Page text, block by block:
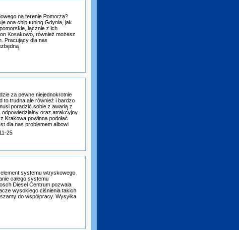
na terenie Pomorza?
ona chip tuning Gdynia, jak
łącznie z ich
Kosakowo, również możesz
Pracujący dla nas
za pewne niejednokrotnie
to trudna ale również i bardzo
poradzić sobie z awarią z
oraz atrakcyjny
Krakowa powinna podołać
dla nas problemem albowi
25
systemu wtryskowego,
całego systemu
Diesel Centrum pozwala
wysokiego ciśnienia takich
do współpracy. Wysyłka